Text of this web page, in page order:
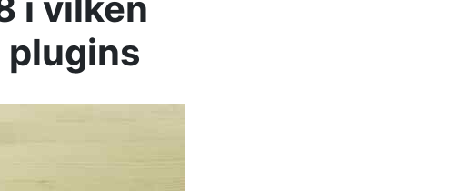
plugins